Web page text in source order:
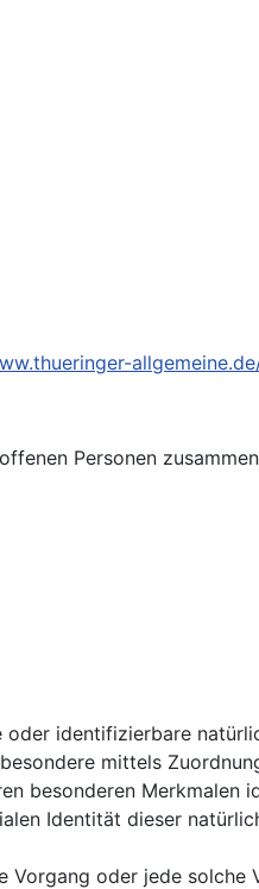
Personen
identifizierbare
mittels
besonderen
Identität dieser
oder jede